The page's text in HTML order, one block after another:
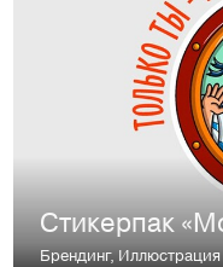
Брендинг,Иллюстрация